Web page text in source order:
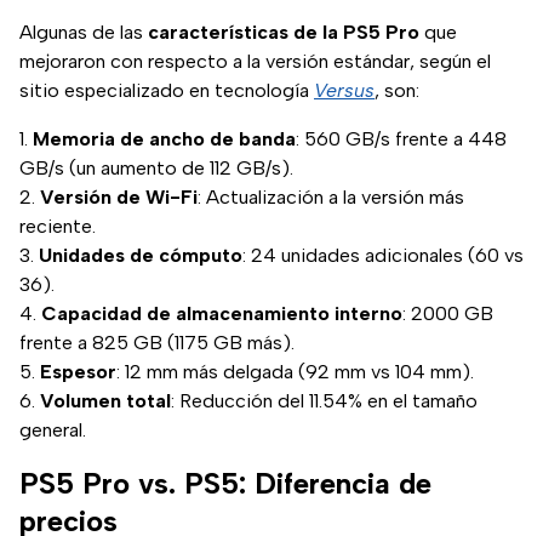
Algunas de las características de la PS5 Pro que
mejoraron con respecto a la versión estándar, según el
sitio especializado en tecnología Versus, son:
Memoria de ancho de banda: 560 GB/s frente a 448
GB/s (un aumento de 112 GB/s).
Versión de Wi-Fi: Actualización a la versión más
reciente.
Unidades de cómputo: 24 unidades adicionales (60 vs
36).
Capacidad de almacenamiento interno: 2000 GB
frente a 825 GB (1175 GB más).
Espesor: 12 mm más delgada (92 mm vs 104 mm).
Volumen total: Reducción del 11.54% en el tamaño
general.
PS5 Pro vs. PS5: Diferencia de
precios